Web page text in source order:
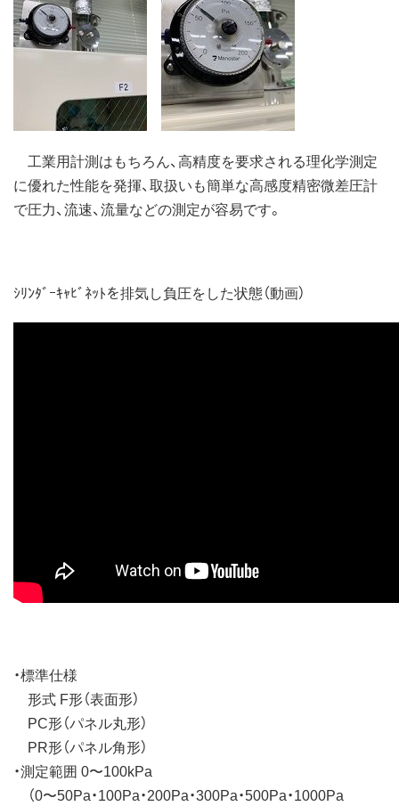
工業用計測はもちろん、高精度を要求される理化学測定
に優れた性能を発揮、取扱いも簡単な高感度精密微差圧計
で圧力、流速、流量などの測定が容易です。
ｼﾘﾝﾀﾞｰｷｬﾋﾞﾈｯﾄを排気し負圧をした状態（動画）
・標準仕様
形式 F形（表面形）
PC形（パネル丸形）
PR形（パネル角形）
・測定範囲 0〜100kPa
（0〜50Pa・100Pa・200Pa・300Pa・500Pa・1000Pa